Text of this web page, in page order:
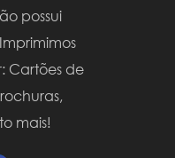
possui
Cartões de
mais!